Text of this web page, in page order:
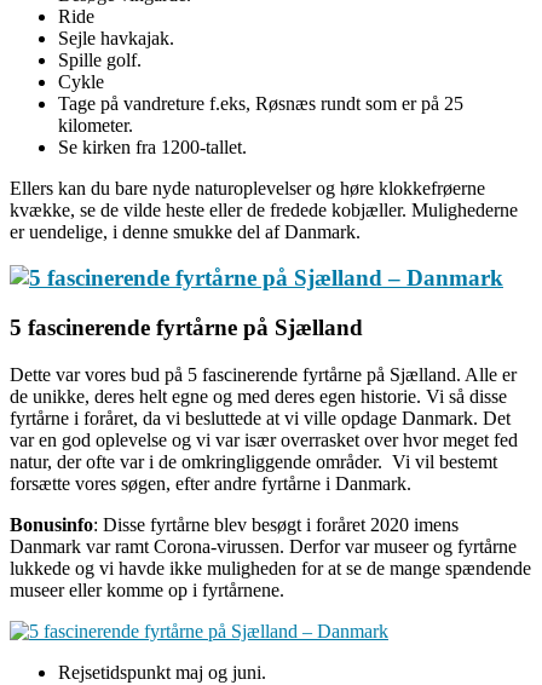
Ride
Sejle havkajak.
Spille golf.
Cykle
Tage på vandreture f.eks, Røsnæs rundt som er på 25
kilometer.
Se kirken fra 1200-tallet.
Ellers kan du bare nyde naturoplevelser og høre klokkefrøerne
kvække, se de vilde heste eller de fredede kobjæller. Mulighederne
er uendelige, i denne smukke del af Danmark.
5 fascinerende fyrtårne på Sjælland
Dette var vores bud på 5 fascinerende fyrtårne på Sjælland. Alle er
de unikke, deres helt egne og med deres egen historie. Vi så disse
fyrtårne i foråret, da vi besluttede at vi ville opdage Danmark. Det
var en god oplevelse og vi var især overrasket over hvor meget fed
natur, der ofte var i de omkringliggende områder. Vi vil bestemt
forsætte vores søgen, efter andre fyrtårne i Danmark.
Bonusinfo: Disse fyrtårne blev besøgt i foråret 2020 imens
Danmark var ramt Corona-virussen. Derfor var museer og fyrtårne
lukkede og vi havde ikke muligheden for at se de mange spændende
museer eller komme op i fyrtårnene.
Rejsetidspunkt maj og juni.